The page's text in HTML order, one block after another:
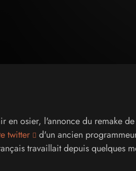
en osier, l'annonce du remake de
twitter
d'un ancien
travaillait depuis quelques